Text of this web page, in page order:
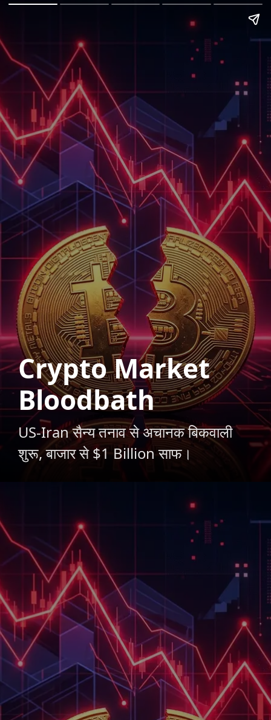
Crypto Market
Bloodbath
US-Iran सैन्य तनाव से अचानक बिकवाली
शुरू, बाजार से $1 Billion साफ।